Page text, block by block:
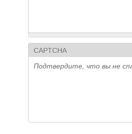
CAPTCHA
Подтвердите, что вы не